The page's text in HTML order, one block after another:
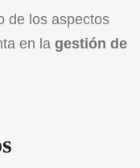
de los aspectos
en la gestión de